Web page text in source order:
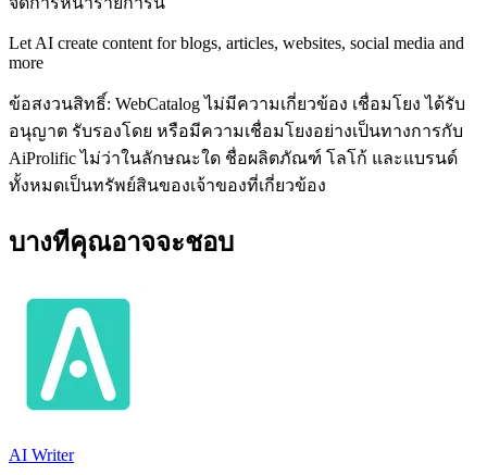
Let AI create content for blogs, articles, websites, social media and
more
ข้อสงวนสิทธิ์: WebCatalog ไม่มีความเกี่ยวข้อง เชื่อมโยง ได้รับ
อนุญาต รับรองโดย หรือมีความเชื่อมโยงอย่างเป็นทางการกับ
AiProlific ไม่ว่าในลักษณะใด ชื่อผลิตภัณฑ์ โลโก้ และแบรนด์
ทั้งหมดเป็นทรัพย์สินของเจ้าของที่เกี่ยวข้อง
บางทีคุณอาจจะชอบ
AI Writer